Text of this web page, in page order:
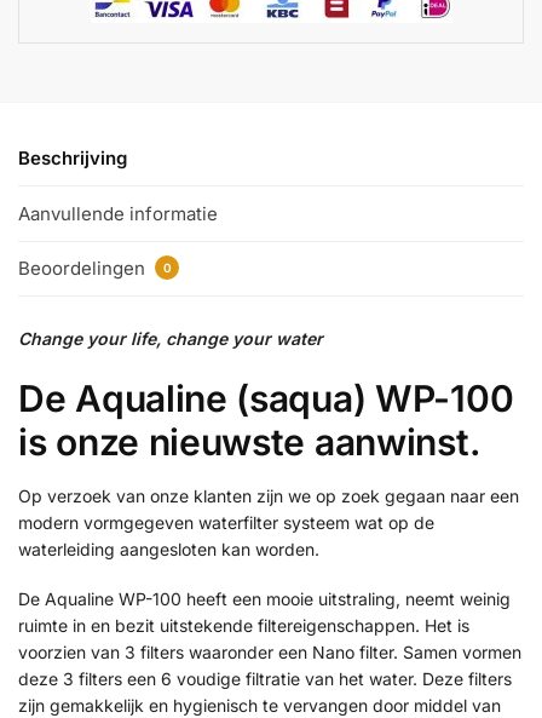
Beschrijving
Aanvullende informatie
Beoordelingen 0
Change your life, change your water
De Aqualine (saqua) WP-100
is onze nieuwste aanwinst.
Op verzoek van onze klanten zijn we op zoek gegaan naar een
modern vormgegeven waterfilter systeem wat op de
waterleiding aangesloten kan worden.
De Aqualine WP-100 heeft een mooie uitstraling, neemt weinig
ruimte in en bezit uitstekende filtereigenschappen. Het is
voorzien van 3 filters waaronder een Nano filter. Samen vormen
deze 3 filters een 6 voudige filtratie van het water. Deze filters
zijn gemakkelijk en hygienisch te vervangen door middel van